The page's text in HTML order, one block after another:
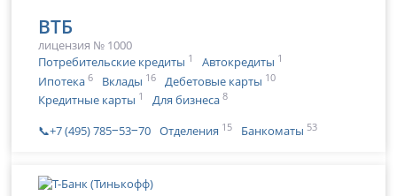
ВТБ
лицензия № 1000
Потребительские кредиты 1 Автокредиты 1
Ипотека 6 Вклады 16 Дебетовые карты 10
Кредитные карты 1 Для бизнеса 8
📞+7 (495) 785‒53‒70 Отделения 15 Банкоматы 53